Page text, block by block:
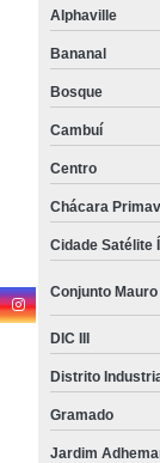
Alphaville
Bananal
Bosque
Cambuí
Centro
Chácara
Cidade Satélite
Conjunto
DIC III
Distrito
Gramado
Jardim